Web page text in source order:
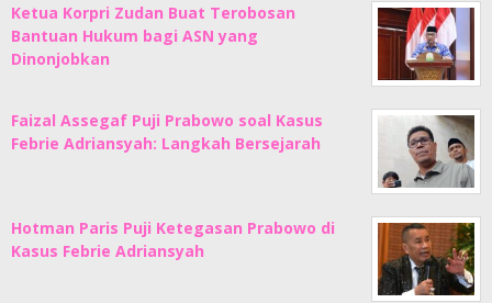
Ketua Korpri Zudan Buat Terobosan
Bantuan Hukum bagi ASN yang
Dinonjobkan
Faizal Assegaf Puji Prabowo soal Kasus
Febrie Adriansyah: Langkah Bersejarah
Hotman Paris Puji Ketegasan Prabowo di
Kasus Febrie Adriansyah